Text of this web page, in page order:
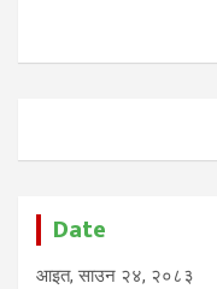
Date
आइत, साउन २४, २०८३